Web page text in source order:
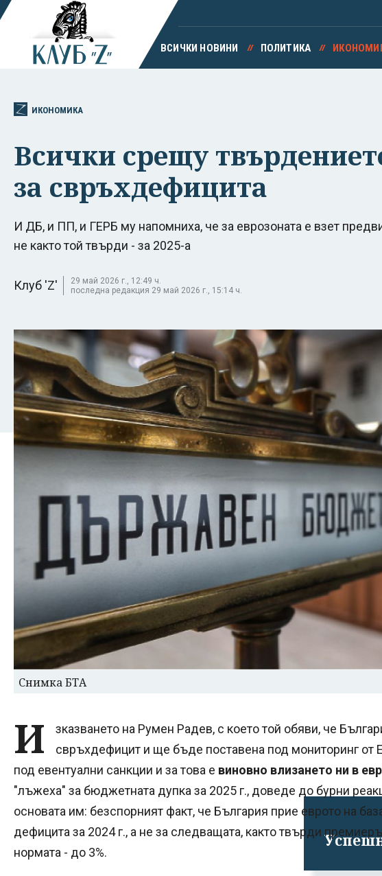
ВСИЧКИ НОВИНИ ПОЛИТИКА
ИКОНОМИКА
Всички срещу
за свръхдефицита
И ДБ, и ПП, и ГЕРБ му напомниха, че за еврозоната е взет
не както той твърди - за 2025-а
Клуб 'Z'
29 май 2026 г., 12:49 ч.
последна редакция 29 май 2026 г., 15:14 ч.
Снимка БТА
И
зказването на Румен Радев, с което той обяви, че
свръхдефицит и ще бъде поставена под мониторинг от
под евентуални санкции и за това е виновно влизането ни в
"лъжеха" за бюджетната дупка за 2025 г., доведе до бурни
основата им: безспорният факт, че България прие еврото на
дефицита за 2024 г., а не за следващата, както твърди
нормата - до 3%.